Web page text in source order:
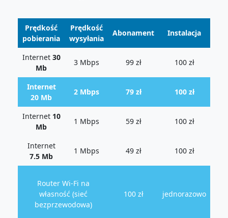
Prędkość
pobierania
Prędkość
wysyłania
Abonament Instalacja
Internet 30
Mb
3 Mbps 99 zł 100 zł
Internet
20 Mb
2 Mbps 79 zł 100 zł
Internet 10
Mb
1 Mbps 59 zł 100 zł
Internet
7.5 Mb
1 Mbps 49 zł 100 zł
Router Wi-Fi na
własność (sieć
bezprzewodowa)
100 zł jednorazowo